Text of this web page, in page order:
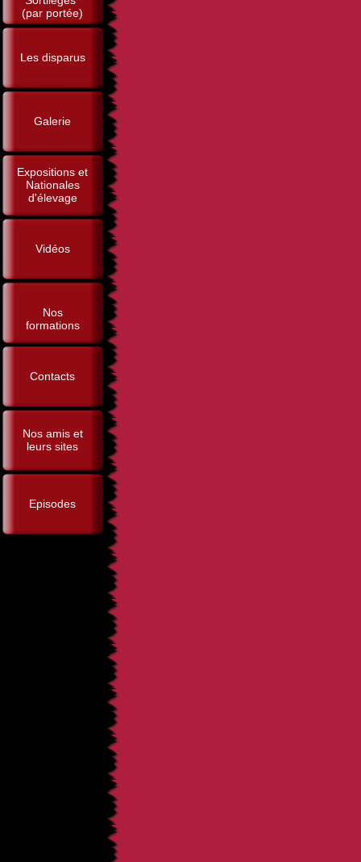
(par portée)
Les disparus
Galerie
Expositions et
Nationales
d'élevage
Vidéos
Nos
formations
Contacts
Nos amis et
leurs sites
Episodes